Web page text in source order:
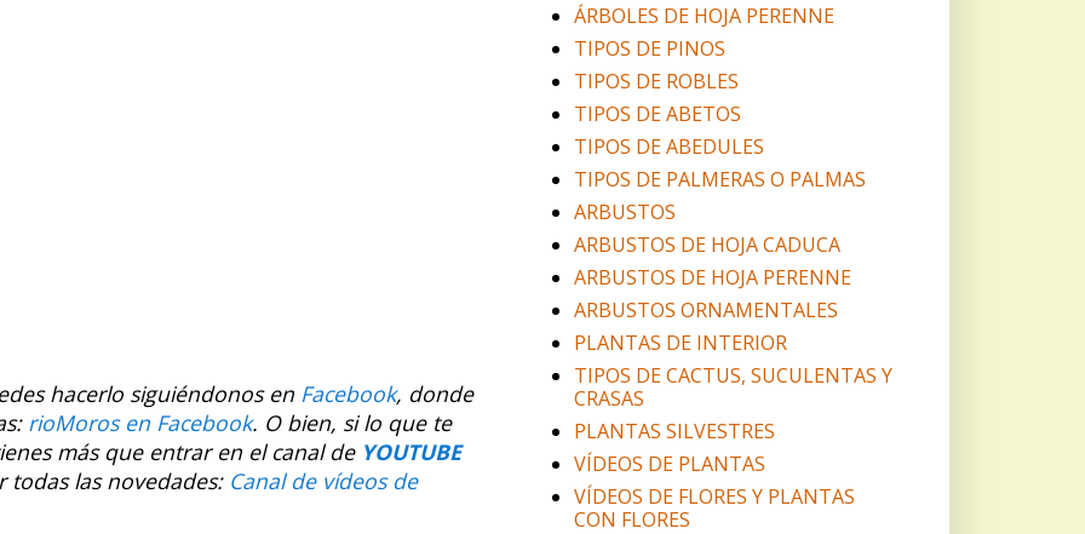
hacerlo siguiéndonos en Facebook, donde
rioMoros en Facebook. O bien, si lo que te
más que entrar en el canal de YOUTUBE
todas las novedades: Canal de vídeos de
ÁRBOLES DE HOJA PERENNE
TIPOS DE PINOS
TIPOS DE ROBLES
TIPOS DE ABETOS
TIPOS DE ABEDULES
TIPOS DE PALMERAS O PALMAS
ARBUSTOS
ARBUSTOS DE HOJA CADUCA
ARBUSTOS DE HOJA PERENNE
ARBUSTOS ORNAMENTALES
PLANTAS DE INTERIOR
TIPOS DE CACTUS, SUCULENTAS Y
CRASAS
PLANTAS SILVESTRES
VÍDEOS DE PLANTAS
VÍDEOS DE FLORES Y PLANTAS
CON FLORES